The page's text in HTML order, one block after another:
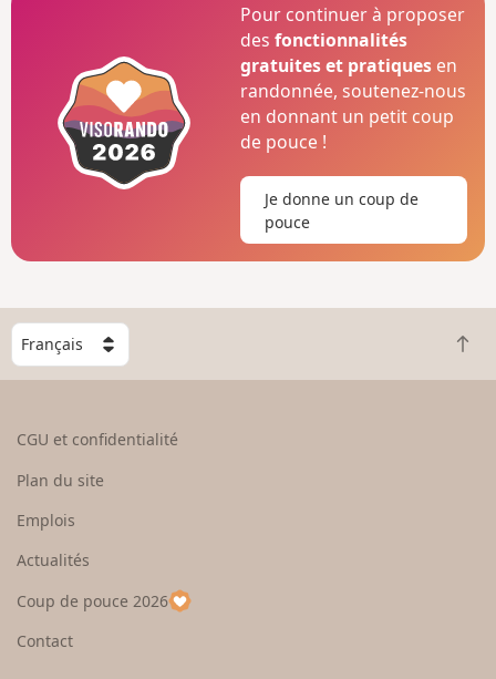
Pour continuer à proposer
desfonctionnalités
gratuites et pratiques en
randonnée, soutenez-nous
en donnant un petit coup
de pouce !
Je donne un coup de
pouce
C
h
o
e
u
p
a
R
e
CGU et confidentialité
Plan du site
Emplois
Actualités
Coup de pouce 2026
Contact